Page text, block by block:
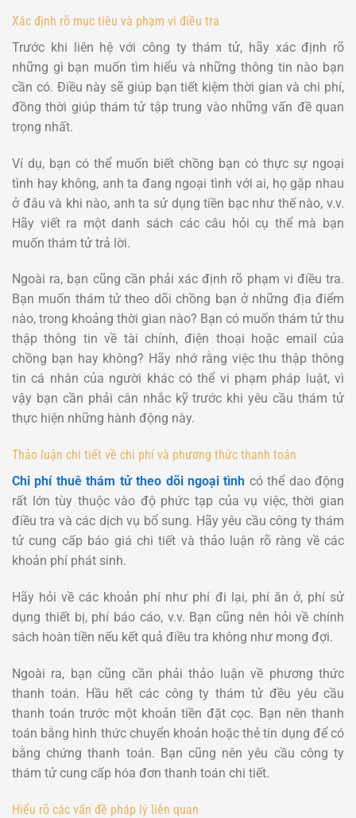
Xác định rõ mục tiêu và phạm vi điều tra
Trước khi liên hệ với công ty thám tử, hãy xác định rõ
những gì bạn muốn tìm hiểu và những thông tin nào bạn
cần có. Điều này sẽ giúp bạn tiết kiệm thời gian và chi phí,
đồng thời giúp thám tử tập trung vào những vấn đề quan
trọng nhất.
Ví dụ, bạn có thể muốn biết chồng bạn có thực sự ngoại
tình hay không, anh ta đang ngoại tình với ai, họ gặp nhau
ở đâu và khi nào, anh ta sử dụng tiền bạc như thế nào, v.v.
Hãy viết ra một danh sách các câu hỏi cụ thể mà bạn
muốn thám tử trả lời.
Ngoài ra, bạn cũng cần phải xác định rõ phạm vi điều tra.
Bạn muốn thám tử theo dõi chồng bạn ở những địa điểm
nào, trong khoảng thời gian nào? Bạn có muốn thám tử thu
thập thông tin về tài chính, điện thoại hoặc email của
chồng bạn hay không? Hãy nhớ rằng việc thu thập thông
tin cá nhân của người khác có thể vi phạm pháp luật, vì
vậy bạn cần phải cân nhắc kỹ trước khi yêu cầu thám tử
thực hiện những hành động này.
Thảo luận chi tiết về chi phí và phương thức thanh toán
Chi phí thuê thám tử theo dõi ngoại tình có thể dao động
rất lớn tùy thuộc vào độ phức tạp của vụ việc, thời gian
điều tra và các dịch vụ bổ sung. Hãy yêu cầu công ty thám
tử cung cấp báo giá chi tiết và thảo luận rõ ràng về các
khoản phí phát sinh.
Hãy hỏi về các khoản phí như phí đi lại, phí ăn ở, phí sử
dụng thiết bị, phí báo cáo, v.v. Bạn cũng nên hỏi về chính
sách hoàn tiền nếu kết quả điều tra không như mong đợi.
Ngoài ra, bạn cũng cần phải thảo luận về phương thức
thanh toán. Hầu hết các công ty thám tử đều yêu cầu
thanh toán trước một khoản tiền đặt cọc. Bạn nên thanh
toán bằng hình thức chuyển khoản hoặc thẻ tín dụng để có
bằng chứng thanh toán. Bạn cũng nên yêu cầu công ty
thám tử cung cấp hóa đơn thanh toán chi tiết.
Hiểu rõ các vấn đề pháp lý liên quan